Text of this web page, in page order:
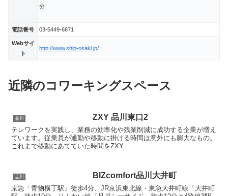
分
電話番号 03-5449-6871
Webサイ
ト
http://www.ship-osaki.jp/
近隣のコワーキングスペース
品川 ZXY 品川東口2
テレワークを実践し、業務の効率化や残業削減に成功する企業が増え
ています。従業員が通勤や移動に掛ける時間は意外にも膨大なもの。
これまで移動にあてていた時間をZXY...
品川 BIZcomfort品川大井町
京急「青物横丁駅」徒歩4分、JR京浜東北線・東急大井町線「大井町